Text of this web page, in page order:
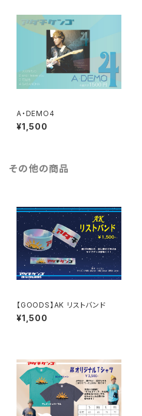
A・DEMO4
¥1,500
その他の商品
【GOODS】AK リストバンド
¥1,500